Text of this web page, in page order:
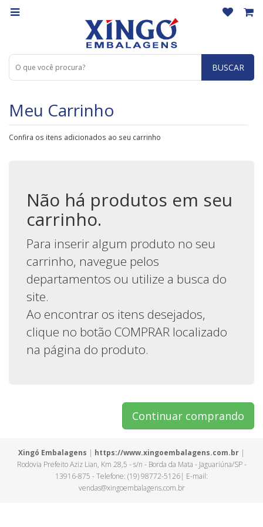
BUSCAR
Meu Carrinho
Confira os itens adicionados ao seu carrinho
Não há produtos em seu
carrinho.
Para inserir algum produto no seu
carrinho, navegue pelos
departamentos ou utilize a busca do
site.
Ao encontrar os itens desejados,
clique no botão COMPRAR localizado
na página do produto.
Continuar comprando
Xingó Embalagens https://www.xingoembalagens.com.br
Rodovia Prefeito Aziz Lian, Km 28,5 - s/n - Borda da Mata - Jaguariúna/SP -
13916-875 - Telefone: (19) 98772-5126| E-mail:
vendas@xingoembalagens.com.br